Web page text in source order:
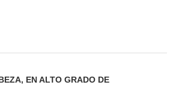
EN ALTO GRADO DE